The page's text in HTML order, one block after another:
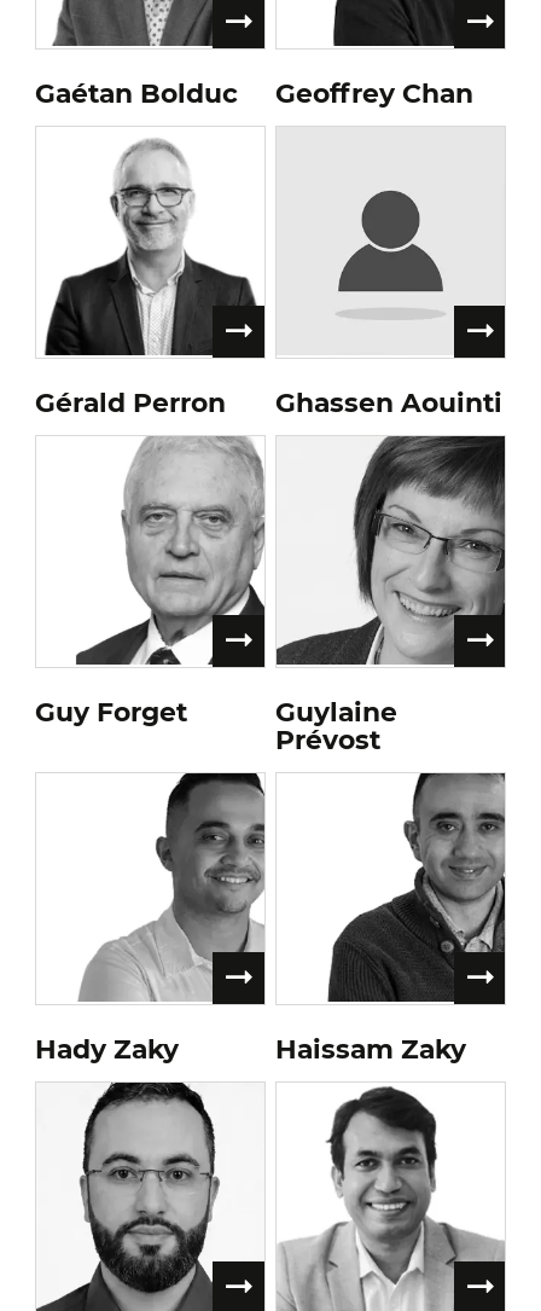
Gaétan Bolduc Geoffrey Chan
Gérald Perron Ghassen Aouinti
Guy Forget
Guylaine
Prévost
Hady Zaky Haissam Zaky